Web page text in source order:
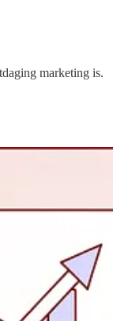
marketing is.